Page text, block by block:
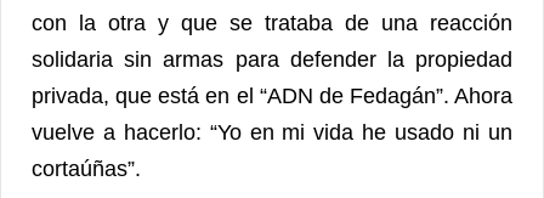
con la otra y que se trataba de una reacción
solidaria sin armas para defender la propiedad
privada, que está en el “ADN de Fedagán”. Ahora
vuelve a hacerlo: “Yo en mi vida he usado ni un
cortaúñas”.